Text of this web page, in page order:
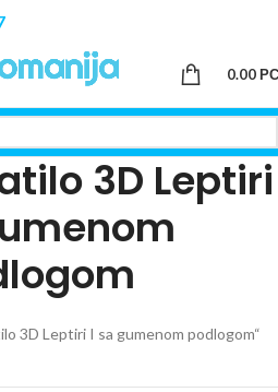
0.00
3D Leptiri
3D Leptiri I sa gumenom podlogom“